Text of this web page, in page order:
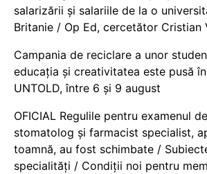
salarizării și salariile de la o
Britanie / Op Ed, cercetător Cristian
Campania de reciclare a unor
educația și creativitatea este pusă
UNTOLD, între 6 și 9 august
OFICIAL Regulile pentru examenul
stomatolog și farmacist specialist,
toamnă, au fost schimbate /
specialități / Condiții noi pentru